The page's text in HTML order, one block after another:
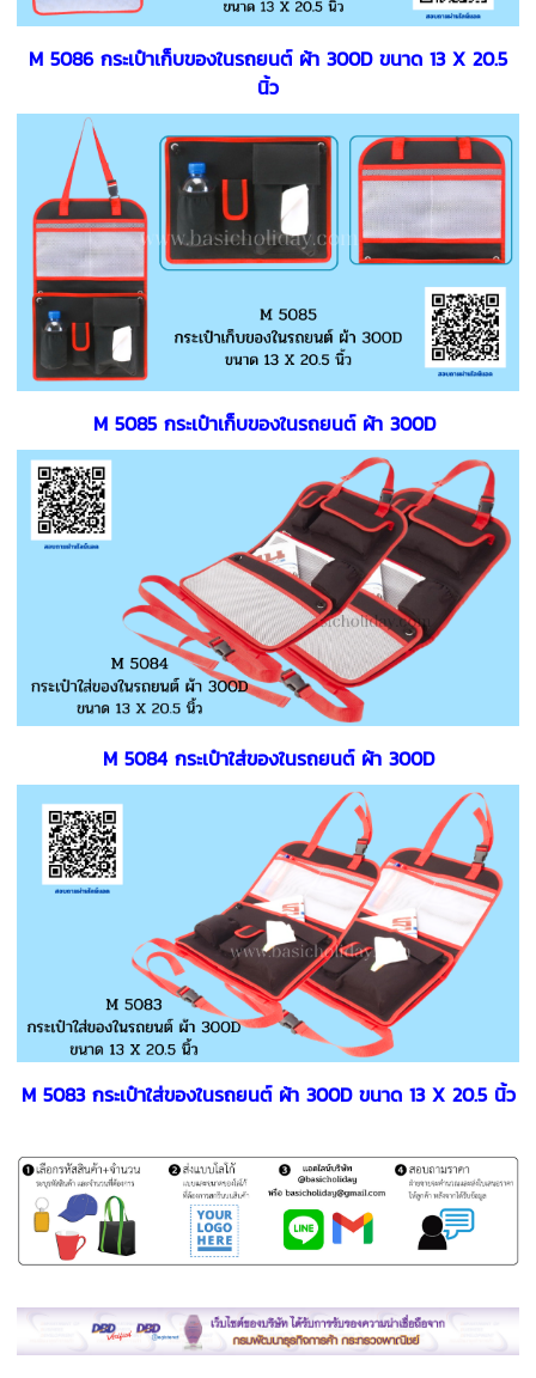
M 5086 กระเป๋าเก็บของในรถยนต์ ผ้า 300D ขนาด 13 X 20.5
นิ้ว
M 5085 กระเป๋าเก็บของในรถยนต์ ผ้า 300D
M 5084 กระเป๋าใส่ของในรถยนต์ ผ้า 300D
M 5083 กระเป๋าใส่ของในรถยนต์ ผ้า 300D ขนาด 13 X 20.5 นิ้ว